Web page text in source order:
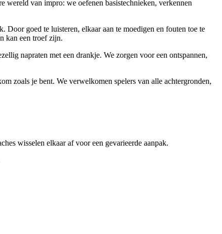
wereld van impro: we oefenen basistechnieken, verkennen
Door goed te luisteren, elkaar aan te moedigen en fouten toe te
kan een troef zijn.
napraten met een drankje. We zorgen voor een ontspannen,
zoals je bent. We verwelkomen spelers van alle achtergronden,
wisselen elkaar af voor een gevarieerde aanpak.